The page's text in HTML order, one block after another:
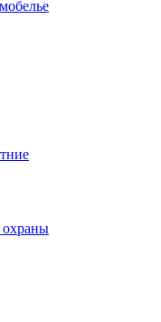
охраны